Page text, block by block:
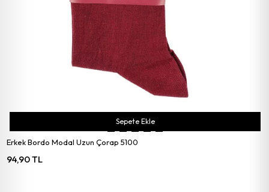
Erkek Bordo Modal Uzun Çorap 5100
94,90 TL
Sepete Ekle